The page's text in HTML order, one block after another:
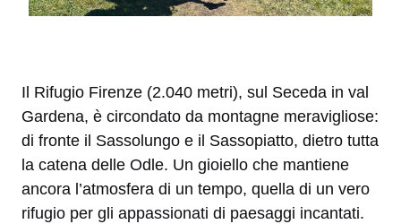
Il Rifugio Firenze (2.040 metri), sul Seceda in val
Gardena, è circondato da montagne meravigliose:
di fronte il Sassolungo e il Sassopiatto, dietro tutta
la catena delle Odle. Un gioiello che mantiene
ancora l’atmosfera di un tempo, quella di un vero
rifugio per gli appassionati di paesaggi incantati.